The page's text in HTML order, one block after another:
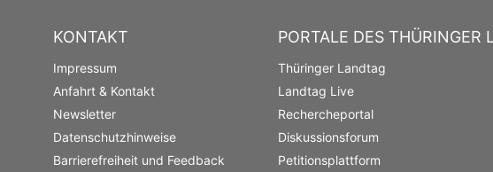
KONTAKT
Impressum
Anfahrt & Kontakt
Newsletter
Datenschutzhinweise
Barrierefreiheit und Feedback
PORTALE DES THÜRINGER
Thüringer Landtag
Landtag Live
Rechercheportal
Diskussionsforum
Petitionsplattform